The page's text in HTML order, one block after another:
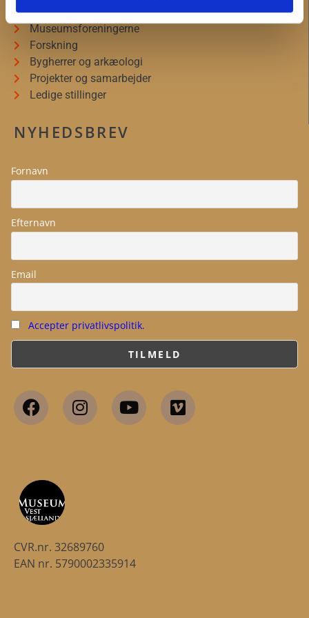
Bliv frivillig
Museumsforeningerne
Forskning
Bygherrer og arkæologi
Projekter og samarbejder
Ledige stillinger
NYHEDSBREV
Fornavn
Efternavn
Email
Accepter privatlivspolitik.
CVR.nr. 32689760
EAN nr. 5790002335914